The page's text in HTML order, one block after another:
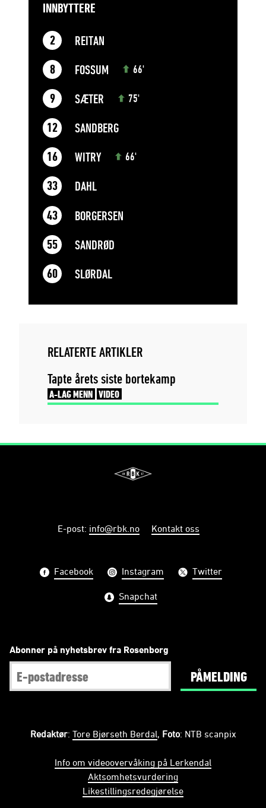
INNBYTTERE
2 REITAN
8 FOSSUM 66'
9 SÆTER 75'
12 SANDBERG
16 WITRY 66'
33 DAHL
43 BORGERSEN
55 SANDRØD
60 SLØRDAL
RELATERTE ARTIKLER
Tapte årets siste bortekamp
A-LAG MENN VIDEO
E-post: info@rbk.no Kontakt oss
Facebook Instagram Twitter
Snapchat
Abonner på nyhetsbrev fra Rosenborg
PÅMELDING
Redaktør: Tore Bjørseth Berdal, Foto: NTB scanpix
Info om videoovervåking på Lerkendal
Aktsomhetsvurdering
Likestillingsredegjørelse